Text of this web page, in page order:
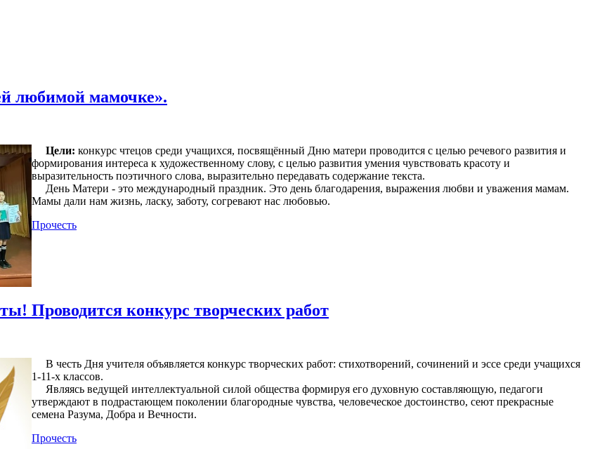
любимой мамочке».
Цели: конкурс чтецов среди учащихся, посвящённый Дню матери проводится с целью речевого развития и
формирования интереса к художественному слову, с целью развития умения чувствовать красоту и
выразительность поэтичного слова, выразительно передавать содержание текста.
День Матери - это международный праздник. Это день благодарения, выражения любви и уважения мамам.
Мамы дали нам жизнь, ласку, заботу, согревают нас любовью.
Прочесть
Проводится конкурс творческих работ
В честь Дня учителя объявляется конкурс творческих работ: стихотворений, сочинений и эссе среди учащихся
1-11-х классов.
Являясь ведущей интеллектуальной силой общества формируя его духовную составляющую, педагоги
утверждают в подрастающем поколении благородные чувства, человеческое достоинство, сеют прекрасные
семена Разума, Добра и Вечности.
Прочесть